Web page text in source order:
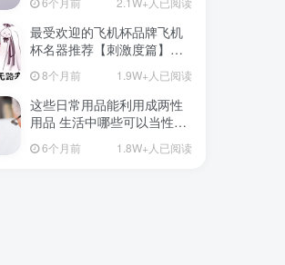
最受欢迎的飞机杯品牌飞机
杯名器推荐【刺激度篇】：
清单（11月更）
8个月前 1.9W+人已阅读
这些日常用品能利用成两性
用品 生活中哪些可以当性用
品的6个月前 1.8W+人已阅读